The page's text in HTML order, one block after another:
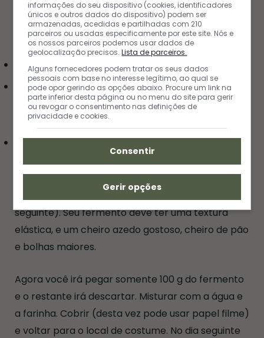
Dia 7
200 ml de água
300 g de farinha de trigo (pode misturar um
pouco de branca com integral ou usar só a
branca)
100 g de fermento
O sétimo dia é o dia que você já vai começar a
pensar no seu pão (que já pode ser feito no dia
seguinte). Seu fermento deve ter uma textura
elástica, e um cheiro azedo gostoso, cheiro de pão
e bolhas maiores.
Agora você irá pegar somente 100 g do fermento
e o restante irá descartar. Misturar com a água e
a farinha. Cobrir (desta vez pode usar papel filme)
e voltar para o local de costume. No dia seguinte
informações do seu dispositivo (cookies, identificadores
únicos e outros dados do dispositivo) podem ser
armazenadas, acedidas e partilhadas com 210
parceiros ou usadas especificamente por este site. Nós e
os nossos parceiros podemos usar dados de
geolocalização precisos.Lista de parceiros.
Alguns fornecedores podem tratar os seus dados
pessoais com base no interesse legítimo, ao qual se
pode opor gerindo as opções abaixo. Procure um link na
parte inferior desta página ou no menu do site para gerir
ou revogar o consentimento nas definições de
privacidade e cookies.
Consentir
Gerir opções